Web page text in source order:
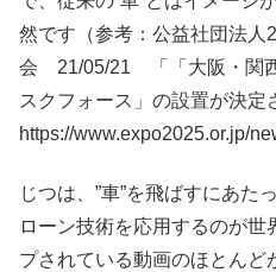
然です（参考：公益社団法人
会 21/05/21 「「大阪・関
スクフォース」の設置が決
https://www.expo2025.or.jp/
じつは、”車”を飛ばすにあた
ローン技術を応用するのが世
プされている動画のほとんど